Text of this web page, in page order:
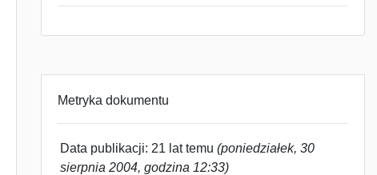
Metryka dokumentu
Data publikacji: 21 lat temu (poniedziałek, 30
sierpnia 2004, godzina 12:33)